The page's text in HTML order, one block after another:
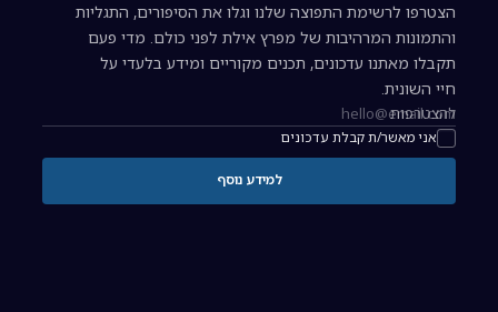
הצטרפו לרשימת התפוצה שלנו וגלו את הסיפורים, התגליות
והתמונות המרהיבות של מפרץ אילת לפני כולם. מדי פעם
תקבלו מאתנו עדכונים, תכנים מקוריים ומידע בלעדי על
חיי השונית.
כתובת אימייל להרשמה לניוזלטר
אני מאשר/ת קבלת עדכונים
להצטרפות
למידע נוסף